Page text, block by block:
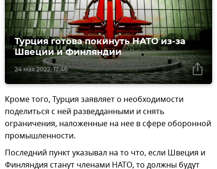
24 мая 2022, 17:46
Турция готова покинуть НАТО из-за
Швеции и Финляндии
Кроме того, Турция заявляет о необходимости
поделиться с ней разведданными и снять
ограничения, наложенные на нее в сфере оборонной
промышленности.
Последний пункт указывал на то что, если Швеция и
Финляндия станут членами НАТО, то должны будут